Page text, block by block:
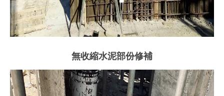
無收縮水泥部份修補